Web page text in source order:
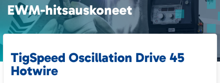
Oscillation Drive 45 Hotwire
EWM-hitsauskoneet
TigSpeed Oscillation Drive 45
Hotwire